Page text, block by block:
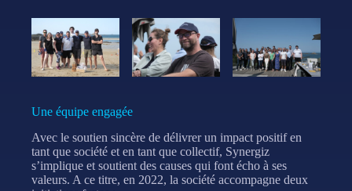
Une équipe engagée
Avec le soutien sincère de délivrer un impact positif en
tant que société et en tant que collectif, Synergiz
s’implique et soutient des causes qui font écho à ses
valeurs. A ce titre, en 2022, la société accompagne deux